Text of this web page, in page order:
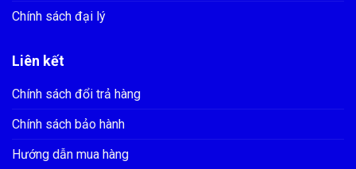
Chính sách đại lý
Liên kết
Chính sách đổi trả hàng
Chính sách bảo hành
Hướng dẫn mua hàng